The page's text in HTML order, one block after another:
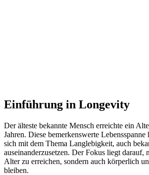
Einführung in Longevity
Der älteste bekannte Mensch erreichte ein
Jahren. Diese bemerkenswerte
sich mit dem Thema Langlebigkeit, auch
auseinanderzusetzen. Der Fokus liegt darauf,
Alter zu erreichen, sondern auch körperlich
bleiben.